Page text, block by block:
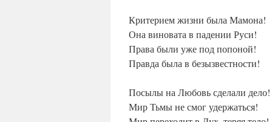
Критерием жизни была Мамона!
Она виновата в падении Руси!
Права были уже под попоной!
Правда была в безызвестности!
Посылы на Любовь сделали дело!
Мир Тьмы не смог удержаться!